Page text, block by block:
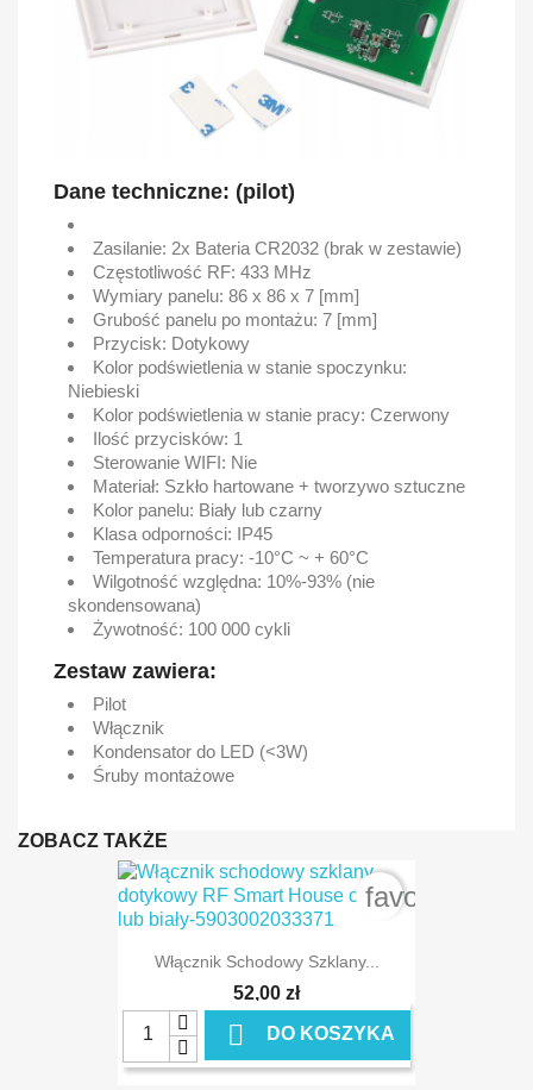
Dane techniczne: (pilot)
Zasilanie: 2x Bateria CR2032 (brak w zestawie)
Częstotliwość RF: 433 MHz
Wymiary panelu: 86 x 86 x 7 [mm]
Grubość panelu po montażu: 7 [mm]
Przycisk: Dotykowy
Kolor podświetlenia w stanie spoczynku:
Niebieski
Kolor podświetlenia w stanie pracy: Czerwony
Ilość przycisków: 1
Sterowanie WIFI: Nie
Materiał: Szkło hartowane + tworzywo sztuczne
Kolor panelu: Biały lub czarny
Klasa odporności: IP45
Temperatura pracy: -10°C ~ + 60°C
Wilgotność względna: 10%-93% (nie
skondensowana)
Żywotność: 100 000 cykli
Zestaw zawiera:
Pilot
Włącznik
Kondensator do LED (<3W)
Śruby montażowe
ZOBACZ TAKŻE
Włącznik Schodowy Szklany...
52,00 zł
 DO KOSZYKA